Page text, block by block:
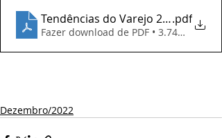
Tendências do Varejo 2023 -.pdf
Fazer download de PDF • 3.74MB
Dezembro/2022